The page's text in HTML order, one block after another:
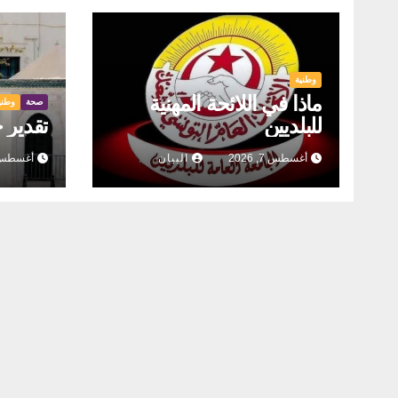
وطنية
ماذا في اللائحة المهنية
للبلديين
أغسطس 7, 2026 البيان
صحة
أغسطس 6,